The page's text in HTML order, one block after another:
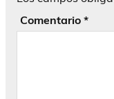
Comentario *